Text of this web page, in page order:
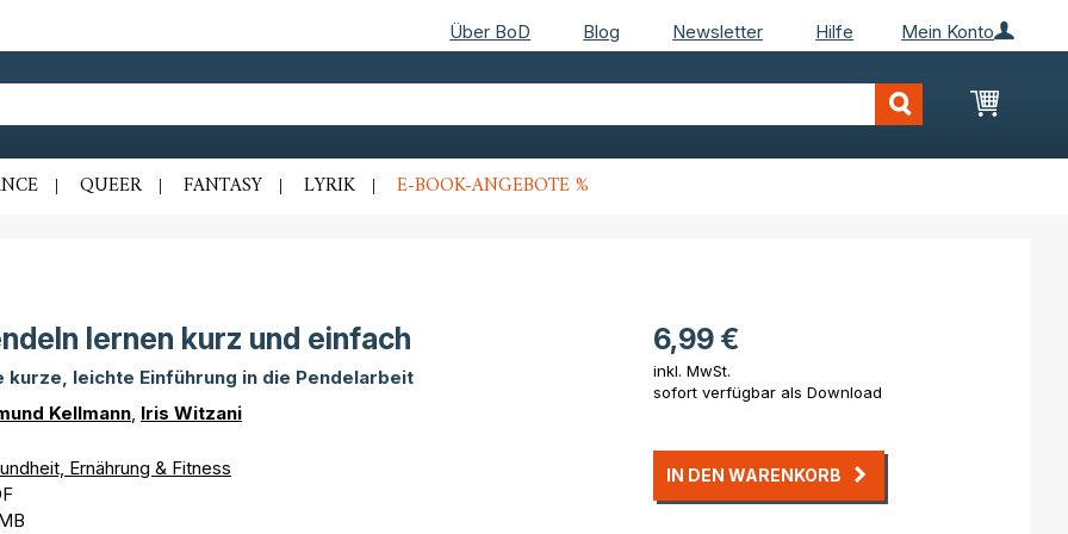
Mein Konto
Über BoD Blog Newsletter Hilfe
Mein
QUEER FANTASY LYRIK E-BOOK-ANGEBOTE %
lernen kurz und einfach
kurze, leichte Einführung in die Pendelarbeit
Kellmann Iris Witzani
Ernährung & Fitness
6,99 €
inkl. MwSt.
sofort verfügbar als Download
IN DEN WARENKORB